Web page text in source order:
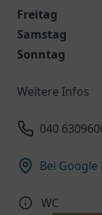
Freitag
Samstag
Sonntag
Weitere Infos
040
Bei
WC